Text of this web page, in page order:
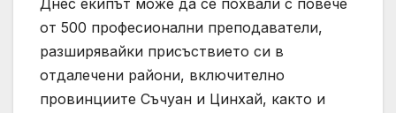
Днес екипът може да се похвали с повече
от 500 професионални преподаватели,
разширявайки присъствието си в
отдалечени райони, включително
провинциите Съчуан и Цинхай, както и